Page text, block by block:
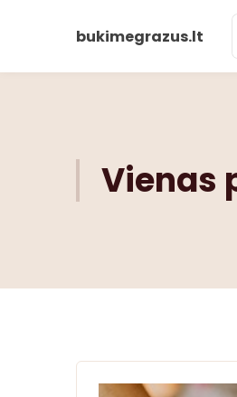
bukimegrazus.lt
Vienas